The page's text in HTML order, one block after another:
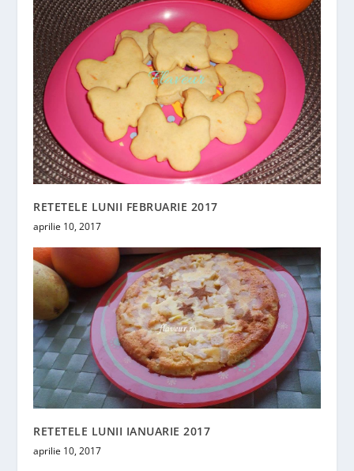
RETETELE LUNII FEBRUARIE 2017
aprilie 10, 2017
RETETELE LUNII IANUARIE 2017
aprilie 10, 2017